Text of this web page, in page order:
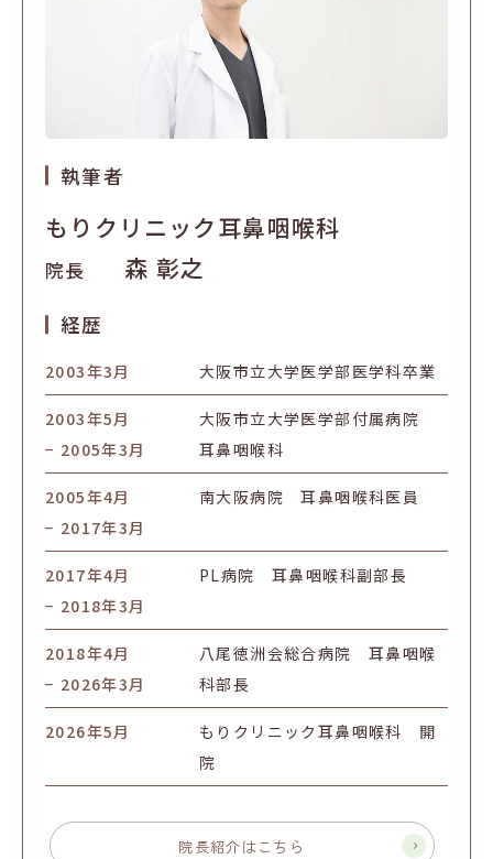
執筆者
もりクリニック耳鼻咽喉科
院長 森 彰之
経歴
2003年3月 大阪市立大学医学部医学科卒業
2003年5月
− 2005年3月
大阪市立大学医学部付属病院
耳鼻咽喉科
2005年4月
− 2017年3月
南大阪病院 耳鼻咽喉科医員
2017年4月
− 2018年3月
PL病院 耳鼻咽喉科副部長
2018年4月
− 2026年3月
八尾徳洲会総合病院 耳鼻咽喉
科部長
2026年5月
もりクリニック耳鼻咽喉科 開
院
院長紹介はこちら